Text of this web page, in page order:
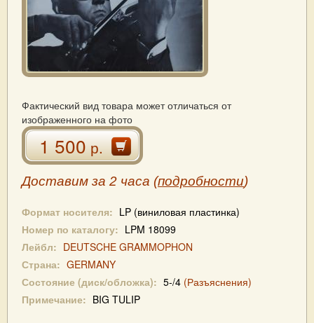
Фактический вид товара может отличаться от
изображенного на фото
1 500р.
Доставим за 2 часа (подробности)
Формат носителя: LP (виниловая пластинка)
Номер по каталогу: LPM 18099
Лейбл: DEUTSCHE GRAMMOPHON
Страна: GERMANY
Состояние (диск/обложка): 5-/4 (Разъяснения)
Примечание: BIG TULIP